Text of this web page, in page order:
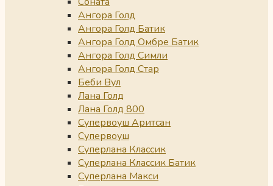
Ангора Голд
Ангора Голд Батик
Ангора Голд Омбре Батик
Ангора Голд Симли
Ангора Голд Стар
Беби Вул
Лана Голд
Лана Голд 800
Супервоуш Аритсан
Супервоуш
Суперлана Классик
Суперлана Классик Батик
Суперлана Макси